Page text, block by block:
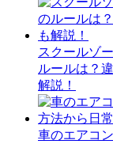
スクールゾ
ルールは？
解説！
車のエアコ